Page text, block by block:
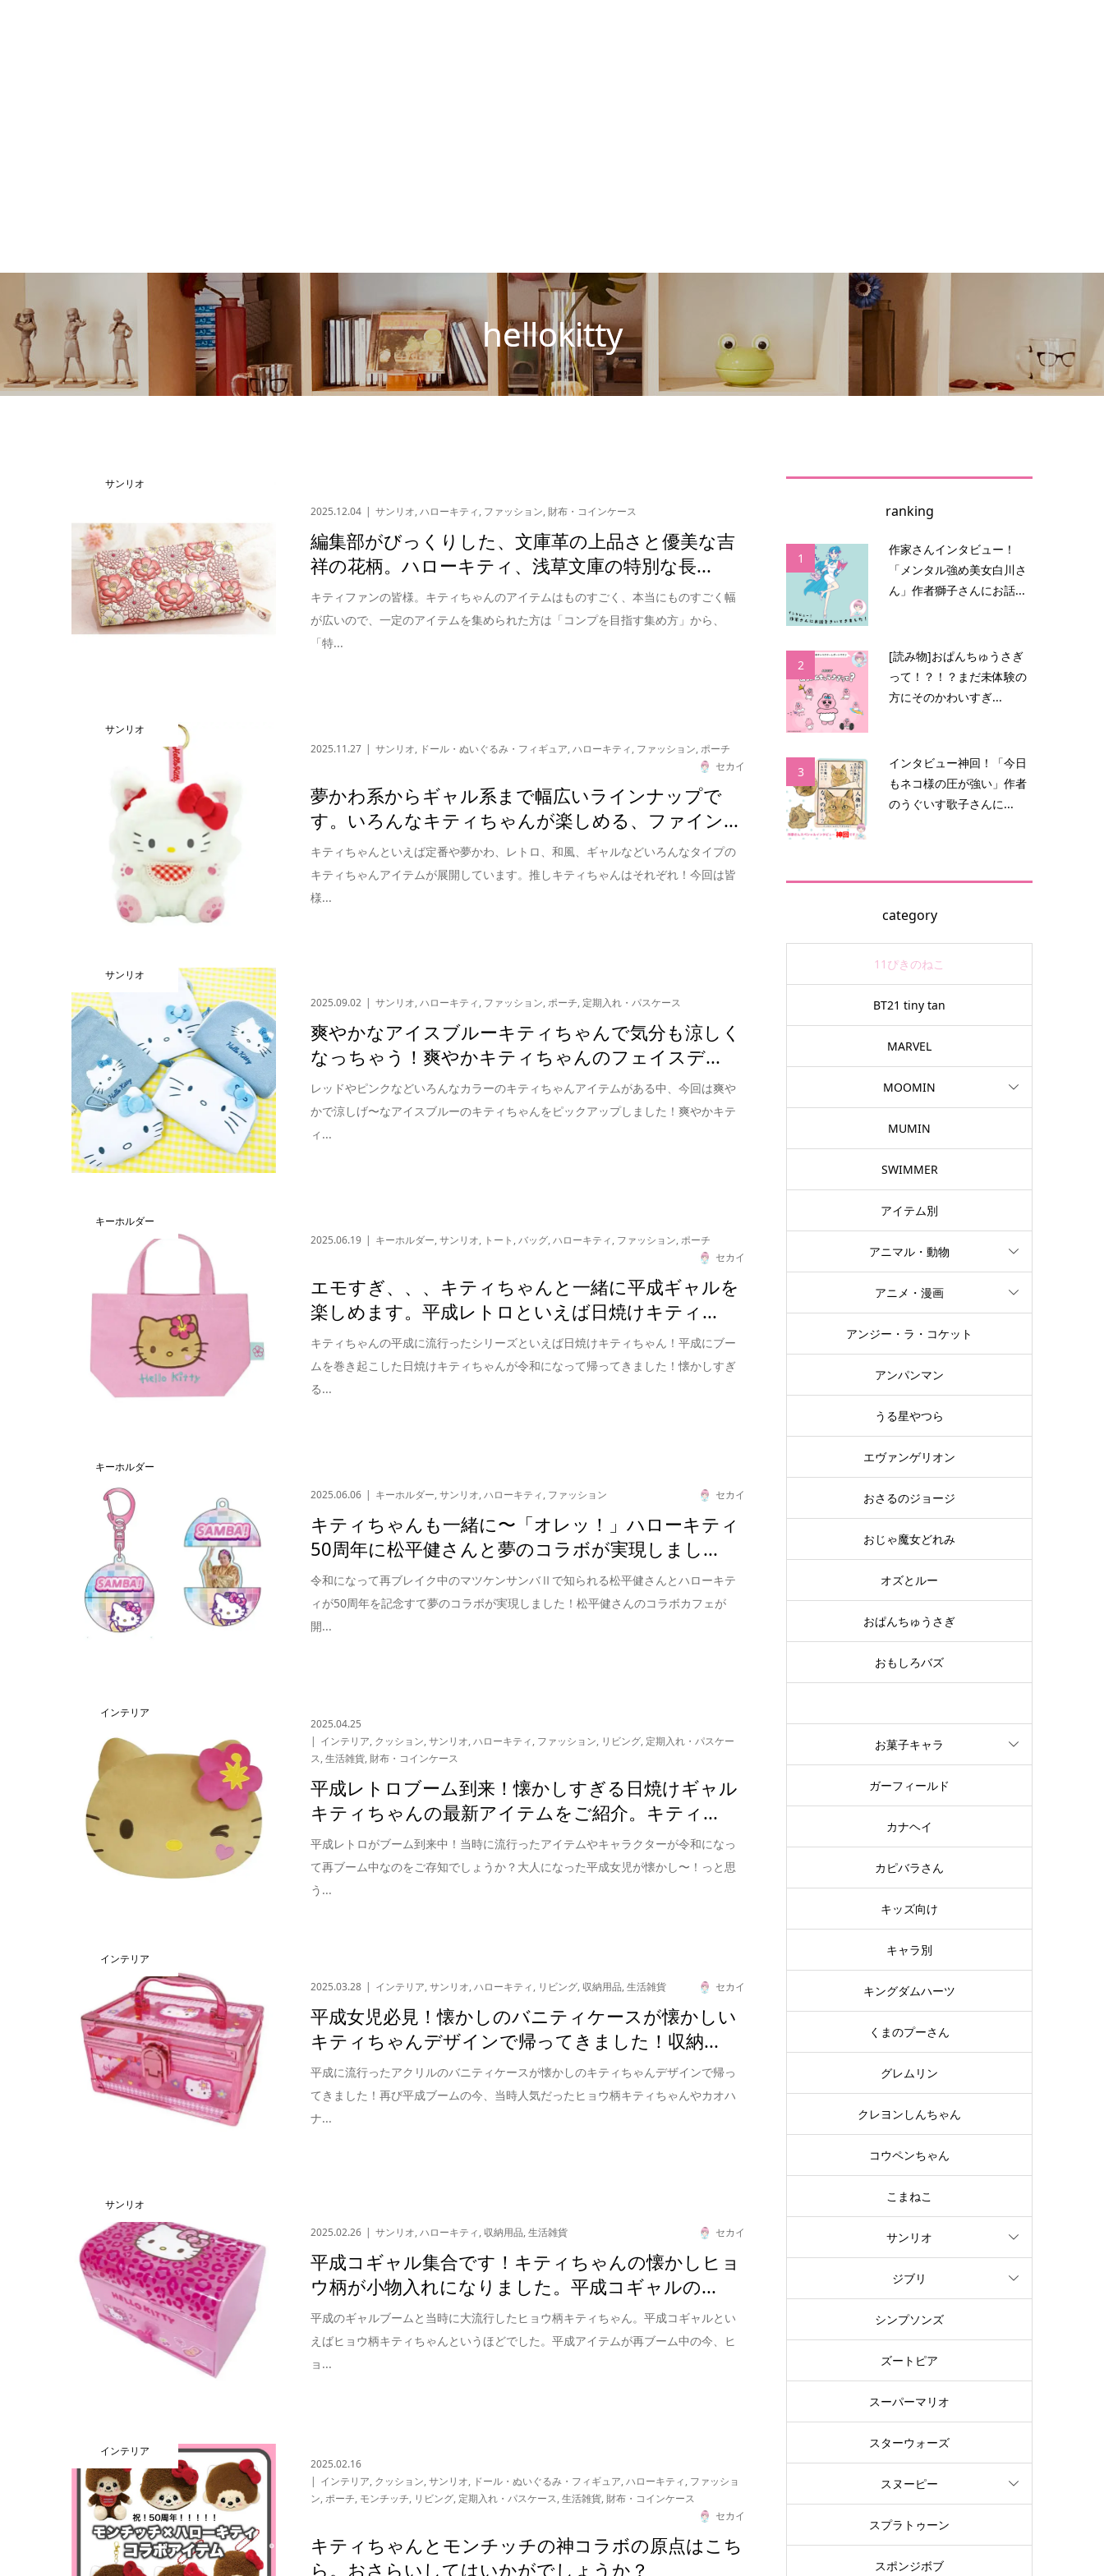
hellokitty
サンリオ
2025.12.04 サンリオ,ハローキティ, ファッション, 財布・コインケース
編集部がびっくりした、文庫革の上品さと優美な吉
祥の花柄。ハローキティ、浅草文庫の特別な長...
キティファンの皆様。キティちゃんのアイテムはものすごく、本当にものすごく幅
が広いので、一定のアイテムを集められた方は「コンプを目指す集め方」から、
「特...
サンリオ
2025.11.27
サンリオ, ドール・ぬいぐるみ・フィギュア,ハローキティ, ファッション,ポーチ
セカイ
夢かわ系からギャル系まで幅広いラインナップで
す。いろんなキティちゃんが楽しめる、ファイン...
キティちゃんといえば定番や夢かわ、レトロ、和風、ギャルなどいろんなタイプの
キティちゃんアイテムが展開しています。推しキティちゃんはそれぞれ！今回は皆
様...
サンリオ
2025.09.02 サンリオ,ハローキティ, ファッション,ポーチ,定期入れ・パスケース
爽やかなアイスブルーキティちゃんで気分も涼しく
なっちゃう！爽やかキティちゃんのフェイスデ...
レッドやピンクなどいろんなカラーのキティちゃんアイテムがある中、今回は爽や
かで涼しげ〜なアイスブルーのキティちゃんをピックアップしました！爽やかキテ
ィ...
キーホルダー
2025.06.19
キーホルダー,サンリオ, トート ,バッグ,ハローキティ, ファッション,ポーチ
セカイ
エモすぎ、、、キティちゃんと一緒に平成ギャルを
楽しめます。平成レトロといえば日焼けキティ...
キティちゃんの平成に流行ったシリーズといえば日焼けキティちゃん！平成にブー
ムを巻き起こした日焼けキティちゃんが令和になって帰ってきました！懐かしすぎ
る...
キーホルダー
2025.06.06 キーホルダー,サンリオ,ハローキティ, ファッション セカイ
キティちゃんも一緒に〜「オレッ！」ハローキティ
50周年に松平健さんと夢のコラボが実現しまし...
令和になって再ブレイク中のマツケンサンバⅡで知られる松平健さんとハローキテ
ィが50周年を記念すて夢のコラボが実現しました！松平健さんのコラボカフェが
開...
インテリア
2025.04.25
インテリア, クッション,サンリオ,ハローキティ, ファッション, リビング, 定期入れ・パスケー
ス,生活雑貨, 財布・コインケース
平成レトロブーム到来！懐かしすぎる日焼けギャル
キティちゃんの最新アイテムをご紹介。キティ...
平成レトロがブーム到来中！当時に流行ったアイテムやキャラクターが令和になっ
て再ブーム中なのをご存知でしょうか？大人になった平成女児が懐かし〜！っと思
う...
インテリア
2025.03.28 インテリア,サンリオ,ハローキティ, リビング, 収納用品,生活雑貨 セカイ
平成女児必見！懐かしのバニティケースが懐かしい
キティちゃんデザインで帰ってきました！収納...
平成に流行ったアクリルのバニティケースが懐かしのキティちゃんデザインで帰っ
てきました！再び平成ブームの今、当時人気だったヒョウ柄キティちゃんやカオハ
ナ...
サンリオ
2025.02.26 サンリオ,ハローキティ, 収納用品,生活雑貨 セカイ
平成コギャル集合です！キティちゃんの懐かしヒョ
ウ柄が小物入れになりました。平成コギャルの...
平成のギャルブームと当時に大流行したヒョウ柄キティちゃん。平成コギャルとい
えばヒョウ柄キティちゃんというほどでした。平成アイテムが再ブーム中の今、ヒ
ョ...
インテリア
2025.02.16
インテリア, クッション,サンリオ, ドール・ぬいぐるみ・フィギュア,ハローキティ, ファッショ
ン,ポーチ, モンチッチ, リビング, 定期入れ・パスケース,生活雑貨, 財布・コインケース
セカイ
キティちゃんとモンチッチの神コラボの原点はこち
ら。おさらいしてはいかがでしょうか？
ranking
1
作家さんインタビュー！
「メンタル強め美女白川さ
ん」作者獅子さんにお話...
2
[読み物]おぱんちゅうさぎ
って！？！？まだ未体験の
方にそのかわいすぎ...
3
インタビュー神回！「今日
もネコ様の圧が強い」作者
のうぐいす歌子さんに...
category
11ぴきのねこ
BT21 tiny tan
MARVEL
MOOMIN
MUMIN
SWIMMER
アイテム別
アニマル・動物
アニメ・漫画
アンジー・ラ・コケット
アンパンマン
うる星やつら
エヴァンゲリオン
おさるのジョージ
おじゃ魔女どれみ
オズとルー
おぱんちゅうさぎ
おもしろバズ
お菓子キャラ
ガーフィールド
カナヘイ
カピバラさん
キッズ向け
キャラ別
キングダムハーツ
くまのプーさん
グレムリン
クレヨンしんちゃん
コウペンちゃん
こまねこ
サンリオ
ジブリ
シンプソンズ
ズートピア
スーパーマリオ
スターウォーズ
スヌーピー
スプラトゥーン
スポンジボブ